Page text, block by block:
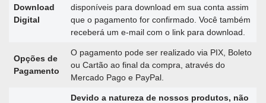
Download
Digital
disponíveis para download em sua conta assim
que o pagamento for confirmado. Você também
receberá um e-mail com o link para download.
Opções de
Pagamento
O pagamento pode ser realizado via PIX, Boleto
ou Cartão ao final da compra, através do
Mercado Pago e PayPal.
Devido a natureza de nossos produtos, não